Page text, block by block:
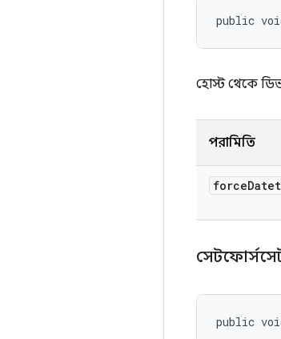
public
হোস্ট থেকে
পরামিতি
force
public